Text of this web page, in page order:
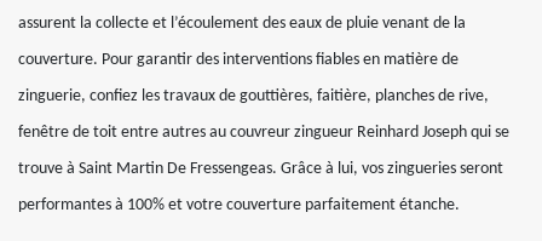
assurent la collecte et l’écoulement des eaux de pluie venant de la
couverture. Pour garantir des interventions fiables en matière de
zinguerie, confiez les travaux de gouttières, faitière, planches de rive,
fenêtre de toit entre autres au couvreur zingueur Reinhard Joseph qui se
trouve à Saint Martin De Fressengeas. Grâce à lui, vos zingueries seront
performantes à 100% et votre couverture parfaitement étanche.